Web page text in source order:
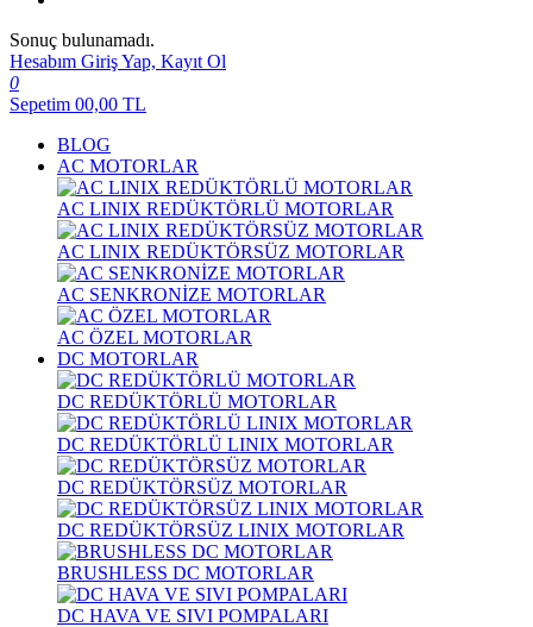
Sonuç bulunamadı.
Hesabım Giriş Yap, Kayıt Ol
0
Sepetim 00,00 TL
BLOG
AC MOTORLAR
AC LINIX REDÜKTÖRLÜ MOTORLAR
AC LINIX REDÜKTÖRSÜZ MOTORLAR
AC SENKRONİZE MOTORLAR
AC ÖZEL MOTORLAR
DC MOTORLAR
DC REDÜKTÖRLÜ MOTORLAR
DC REDÜKTÖRLÜ LINIX MOTORLAR
DC REDÜKTÖRSÜZ MOTORLAR
DC REDÜKTÖRSÜZ LINIX MOTORLAR
BRUSHLESS DC MOTORLAR
DC HAVA VE SIVI POMPALARI